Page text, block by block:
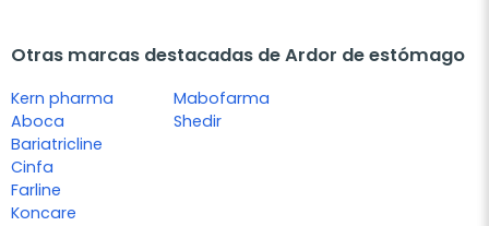
Otras marcas destacadas de Ardor de estómago
Kern pharma
Aboca
Bariatricline
Cinfa
Farline
Koncare
Mabofarma
Shedir